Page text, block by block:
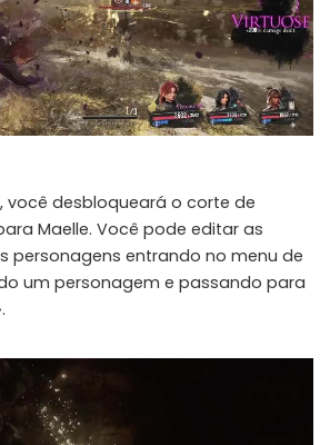
você desbloqueará o corte de
Maelle. Você pode editar as
personagens entrando no menu de
um personagem e passando para